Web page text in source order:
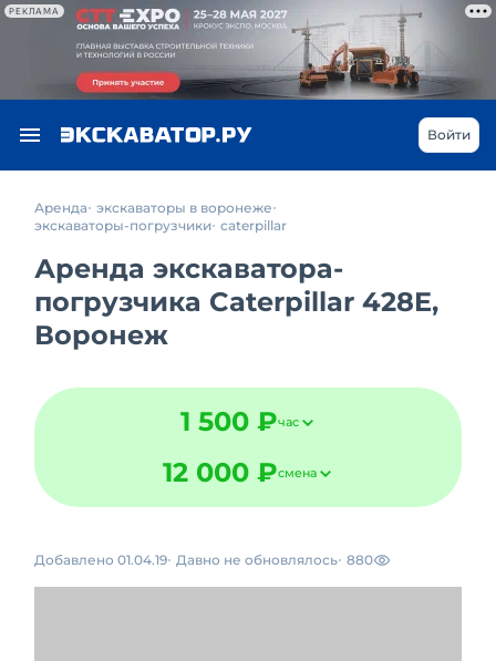
РЕКЛАМА
Войти
Аренда экскаваторы в воронеже
экскаваторы-погрузчики caterpillar
Аренда экскаватора-
погрузчика Caterpillar 428E,
Воронеж
1 500 ₽час
12 000 ₽смена
Добавлено 01.04.19 Давно не обновлялось 880